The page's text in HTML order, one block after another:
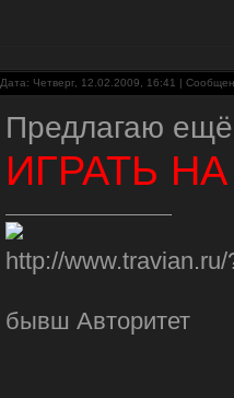
Дата: Четверг, 12.02.2009, 16:41 |
Предлагаю
ИГРАТЬ
http://
бывш Авторитет